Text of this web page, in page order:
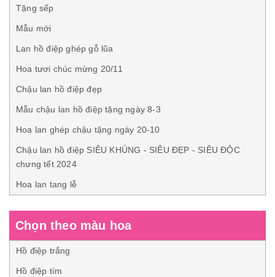
Tặng sếp
Mẫu mới
Lan hồ điệp ghép gỗ lũa
Hoa tươi chúc mừng 20/11
Chậu lan hồ điệp đẹp
Mẫu chậu lan hồ điệp tặng ngày 8-3
Hoa lan ghép chậu tặng ngày 20-10
Chậu lan hồ điệp SIÊU KHỦNG - SIÊU ĐẸP - SIÊU ĐỘC
chưng tết 2024
Hoa lan tang lễ
Chọn theo màu hoa
Hồ điệp trắng
Hồ điệp tím